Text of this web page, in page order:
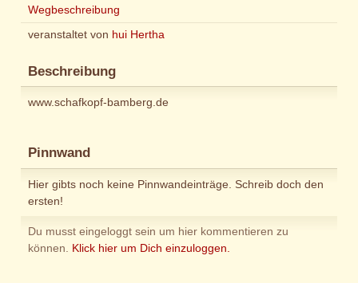
Wegbeschreibung
veranstaltet von hui Hertha
Beschreibung
www.schafkopf-bamberg.de
Pinnwand
Hier gibts noch keine Pinnwandeinträge. Schreib doch den
ersten!
Du musst eingeloggt sein um hier kommentieren zu
können. Klick hier um Dich einzuloggen.